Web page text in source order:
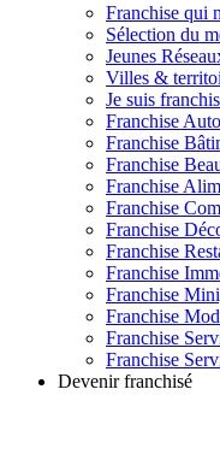
Franchise qui
Sélection du
Jeunes
Villes &
Je suis
Franchise
Franchise
Franchise
Franchise
Franchise
Franchise
Franchise
Franchise
Franchise
Franchise
Franchise
Franchise
Devenir franchisé